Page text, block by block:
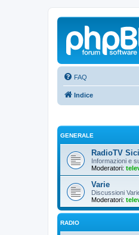
FAQ
Indice
GENERALE
RadioTV
Informazioni e
Moderatori:
Varie
Discussioni
Moderatori:
RADIO